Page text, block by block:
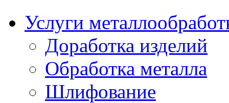
Услуги
Доработка изделий
Обработка металла
Шлифование